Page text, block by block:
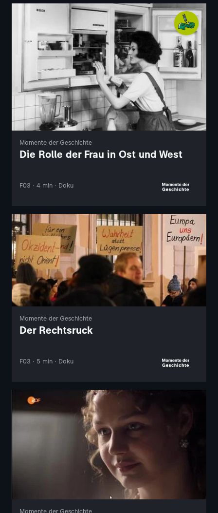
Momente der Geschichte
Die Rolle der Frau in Ost und West
F03 · 4 min · Doku
Momente der Geschichte
Der Rechtsruck
F03 · 5 min · Doku
Momente der Geschichte